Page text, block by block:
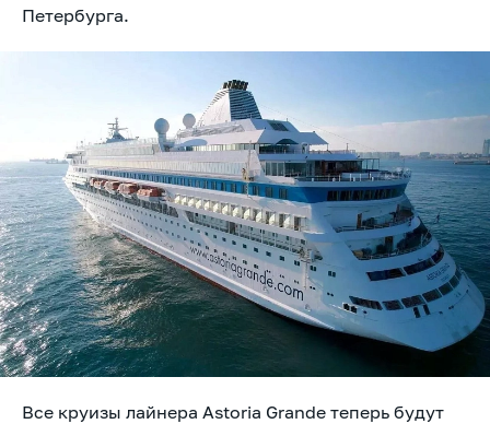
Петербурга.
Все круизы лайнера Astoria Grande теперь будут